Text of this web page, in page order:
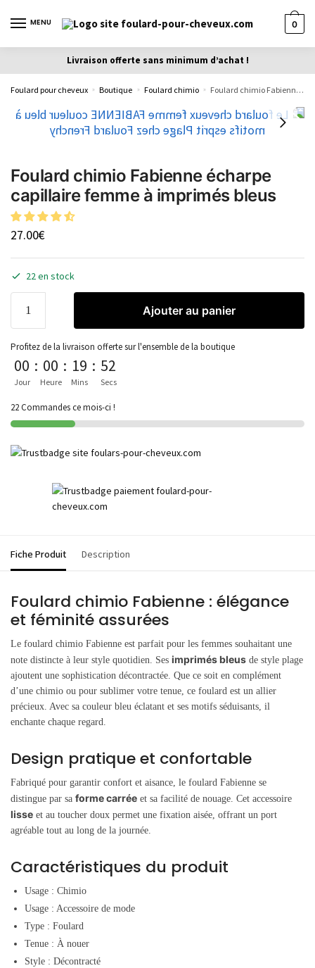
MENU 0
Livraison offerte sans minimum d’achat !
Foulard pour cheveux » Boutique » Foulard chimio » Foulard chimio Fabienne écharpe capillaire femme à imprimés bleus
Foulard chimio Fabienne écharpe
capillaire femme à imprimés bleus
27.00€
22 en stock
Ajouter au panier
Profitez de la livraison offerte sur l'ensemble de la boutique
00
Jour
: 00
Heure
: 19
Mins
: 52
Secs
22 Commandes ce mois-ci !
Fiche Produit Description
Foulard chimio Fabienne : élégance
et féminité assurées
Le foulard chimio Fabienne est parfait pour les femmes souhaitant une
note distincte à leur style quotidien. Ses imprimés bleus de style plage
ajoutent une sophistication décontractée. Que ce soit en complément
d’une chimio ou pour sublimer votre tenue, ce foulard est un allier
précieux. Avec sa couleur bleu éclatant et ses motifs séduisants, il
enchante chaque regard.
Design pratique et confortable
Fabriqué pour garantir confort et aisance, le foulard Fabienne se
distingue par sa forme carrée et sa facilité de nouage. Cet accessoire
lisse et au toucher doux permet une fixation aisée, offrant un port
agréable tout au long de la journée.
Caractéristiques du produit
Usage : Chimio
Usage : Accessoire de mode
Type : Foulard
Tenue : À nouer
Style : Décontracté